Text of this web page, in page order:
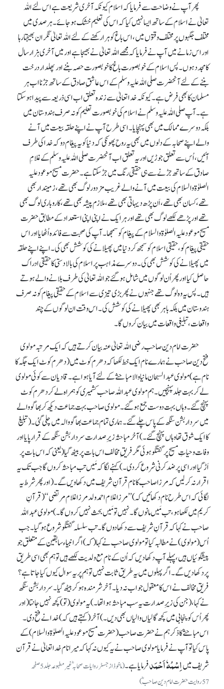
پھر آپ نے وضاحت سے فرمایا کہ اسلام کیونکہ آخری شریعت ہے اس لئے اللہ
تعالیٰ نے اسلام کے ساتھ ایسا نہیں کیا کہ اس کی تعلیم خشک ہو جائے۔ ہر صدی میں
مختلف جگہوں پر مختلف وقتوں میں، اس باغ کو ہرا رکھنے کے لئے اللہ تعالیٰ نگران بھیجتا رہا
اور اس زمانے میں آپ نے فرمایا کہ مجھے اللہ تعالیٰ نے بھیجا ہے اور میں آخری ہزار سال
کا مجدد ہوں۔ پس اسلام کے خوبصورت باغ کا خوبصورت حصہ بننے اور پھلدار درخت
بننے کے لئے آنحضرت صلی اللہ علیہ وسلم کے اس عاشقِ صادق کے ساتھ جڑنا اب ہر
مسلمان کا بھی فرض ہے۔ کیونکہ خدا تعالیٰ سے زندہ تعلق اب اسی ذریعہ سے پیدا ہو سکتا
ہے۔ آپ صلی اللہ علیہ وسلم نے اسلام کی خوبصورت تعلیم کو نہ صرف ہندوستان میں
بلکہ دوسرے ممالک میں بھی پہنچایا۔ اسی طرح آپ نے اپنے حلقہ بیعت میں آنے
والے اپنے صحابہ کے دلوں میں بھی یہ روح پھونکی کہ دنیا کو یہ پیغام دو کہ خدا کی طرف
آئیں، اُس سے تعلق جوڑیں اور یہ تعلق اب آنحضرت صلی اللہ علیہ وسلم کے غلامِ
صادق کے ساتھ جڑنے سے ہی حقیقی رنگ میں جڑ سکتا ہے۔ حضرت مسیح موعود علیہ
الصلوٰۃ والسلام کی بیعت میں آنے والے غریب مزدور لوگ بھی تھے، زمیندار بھی
تھے، کسان بھی تھے، اَن پڑھ دیہاتی بھی تھے، ملازم پیشہ بھی تھے، کاروباری لوگ بھی
تھے اور پڑھے لکھے لوگ بھی تھے اور ہر ایک نے اپنی اپنی استعداد کے مطابق حضرت
مسیح موعود علیہ الصلوٰۃ والسلام کے پیغام کو سمجھا۔ آپ کی صحبت سے فائدہ اُٹھایا اور اس
حقیقی پیغام کو، حقیقی اسلام کو سمجھ کر دنیا میں پھیلانے کی کوشش بھی کی۔ اپنے اپنے حلقہ
میں پھیلانے کی کوشش بھی کی۔ دوسرے مذاہب پر اسلام کی بالا دستی کا حقیقی ادراک
حاصل کیااور پھر اُن لوگوں میں شامل ہوگئے جو اللہ تعالیٰ کی طرف بلانے والے ہوتے
ہیں۔ پس یہ وہ لوگ تھے جنہوں نے پھر بڑی تیزی سے اسلام کے حقیقی پیغام کو نہ صرف
ہندوستان میں بلکہ باہر بھی پھیلانے کی کوشش کی۔ اس وقت ان لوگوں کے چند
واقعات، تبلیغی واقعات میں بیان کروں گا۔
حضرت امام دین صاحب رضی اللہ تعالیٰ عنہ بیان کرتے ہیں کہ ایک مرتبہ مولوی
فتح دین صاحب نے ہمارے نام ایک خط لکھا کہ دھرم کوٹ میں (دھرم کوٹ ایک جگہ کا
نام ہے) مولوی عبدالسبحان مانیا والا مباحثے کے لئے آیا ہوا ہے۔ قادیان سے کوئی مولوی
لے کر بہت جلد پہنچیں۔ ہم مولوی عبداللہ صاحب کشمیری کو ہمراہ لے کر دھرم کوٹ
پہنچ گئے۔ وہاں بہت دوست جمع ہوگئے۔ مولوی صاحب بہت جماعت دیکھ کر بھاگو والے
میں سردار بشن سنگھ کے پاس چلے گئے۔ ہماری تمام جماعت بھاگو والہ میں چلی گئی۔ (تبلیغ
کا ایک شوق تھا وہاں پہنچ گئے۔) آخر مباحثہ زیرِ صدارت سردار بشن سنگھ کے قرار پایا اور
وفات و حیاتِ مسیح پر گفتگو ہوئی مگر فریقِ مخالف اس بات پر بیٹھ گیا (یعنی کہ اس بات پر
اَڑ گیا اور اسی پر ضد کرنی شروع کر دی۔) کہنے لگا کہ مَیں تب مباحثہ کروں گا جب تک یہ
اقرار نہ کر لیں کہ مرزا صاحب کا نام قرآنِ شریف میں دکھاویں گے۔ (اور پھر شرط یہ
لگائی کہ اس طرح نام دکھائیں کہ) ’’مرزا غلام احمد ولد مرزا غلام مرتضی‘‘ (قرآنِ
کریم میں لکھا ہو، تب مَیں مانوں گا۔ نہیں تو مَیں بحث نہیں کروں گا۔ ) مولوی عبداللہ
صاحب نے کہا کہ قرآنِ شریف سے دکھا دوں گا۔ تب سلسلہ گفتگو شروع ہو گیا۔ جب
اُس (مولوی) نے مطالبہ کیا تو مولوی صاحب نے کہا (کہ) اگر انبیاء سابقین کے متعلق جو
پیشگوئیاں ہیں، پہلے آپ دکھا دیں کہ اُن کے نام مع ولدیت لکھے ہیں تو ہم بھی اسی طریق
پر دکھا دیں گے۔ اگر پہلوں میں یہ طریق ثابت نہیں تو ہم پر یہ سوال کیوں کیا جاتا ہے؟
فریقِ مخالف نے اس کا معقول جواب نہ دیا۔ آخر شرمندہ ہوکر بیٹھ گیا۔ سردار بشن سنگھ
نے کہا، (جن کی زیرِ صدارت یہ سب مباحثہ ہوا تھا۔) یہ مولوی (تو) کچھ نہیں جانتا (اور
پھر اُس کو پنجابی میں کچھ گالیاں والیاں بھی دیں۔) آخر (کہتے ہیں کہ) خدا نے فتح دی۔
اس مباحثے کا ذکر ہم نے حضرت صاحب(حضرت مسیح موعود علیہ الصلوٰۃ والسلام) کے
پاس کیا تو آپ نے فرمایا مولوی صاحب نے یہ کیوں نہ کہا کہ میرا نام خدا تعالیٰ نے قرآن
شریف میںاِسْمُہٗ اَحْمَدفرمایا ہے۔
(ماخوذ ازجسٹر روایات صحابہؓ غیر مطبوعہ جلد5صفحہ
57روایت حضرت امام دین صاحبؓ)